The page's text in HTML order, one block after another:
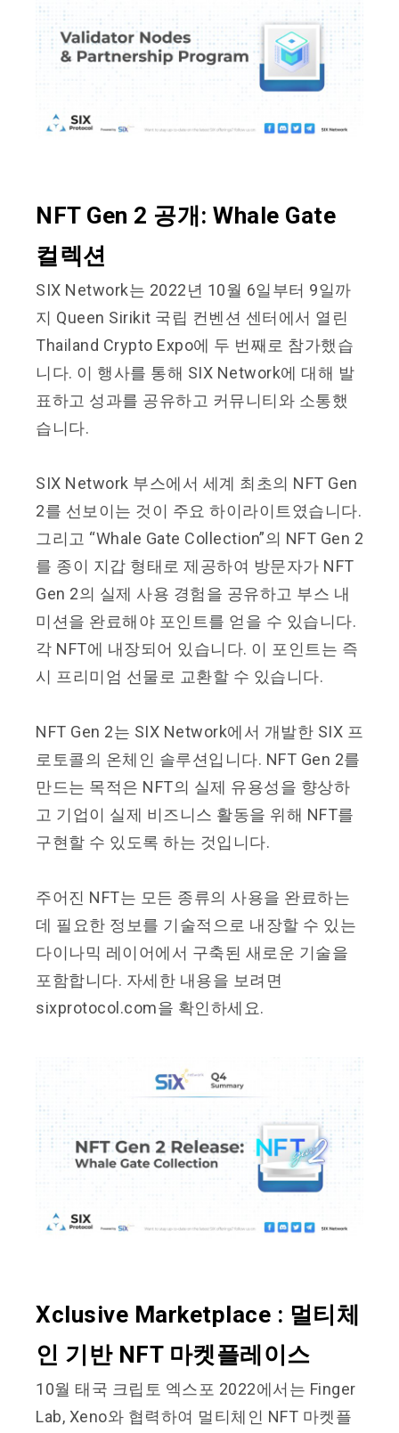
NFT Gen 2 공개: Whale Gate
컬렉션
SIX Network는 2022년 10월 6일부터 9일까
지 Queen Sirikit 국립 컨벤션 센터에서 열린
Thailand Crypto Expo에 두 번째로 참가했습
니다. 이 행사를 통해 SIX Network에 대해 발
표하고 성과를 공유하고 커뮤니티와 소통했
습니다.
SIX Network 부스에서 세계 최초의 NFT Gen
2를 선보이는 것이 주요 하이라이트였습니다.
그리고 “Whale Gate Collection”의 NFT Gen 2
를 종이 지갑 형태로 제공하여 방문자가 NFT
Gen 2의 실제 사용 경험을 공유하고 부스 내
미션을 완료해야 포인트를 얻을 수 있습니다.
각 NFT에 내장되어 있습니다. 이 포인트는 즉
시 프리미엄 선물로 교환할 수 있습니다.
NFT Gen 2는 SIX Network에서 개발한 SIX 프
로토콜의 온체인 솔루션입니다. NFT Gen 2를
만드는 목적은 NFT의 실제 유용성을 향상하
고 기업이 실제 비즈니스 활동을 위해 NFT를
구현할 수 있도록 하는 것입니다.
주어진 NFT는 모든 종류의 사용을 완료하는
데 필요한 정보를 기술적으로 내장할 수 있는
다이나믹 레이어에서 구축된 새로운 기술을
포함합니다. 자세한 내용을 보려면
sixprotocol.com을 확인하세요.
Xclusive Marketplace : 멀티체
인 기반 NFT 마켓플레이스
10월 태국 크립토 엑스포 2022에서는 Finger
Lab, Xeno와 협력하여 멀티체인 NFT 마켓플